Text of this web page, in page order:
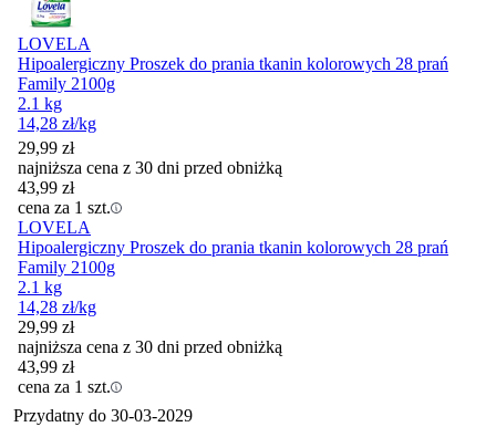
LOVELA
Hipoalergiczny Proszek do prania tkanin kolorowych 28 prań
Family 2100g
2.1 kg
14,28 zł/kg
29,99 zł
najniższa cena z 30 dni przed obniżką
43,99 zł
cena za 1 szt.
LOVELA
Hipoalergiczny Proszek do prania tkanin kolorowych 28 prań
Family 2100g
2.1 kg
14,28 zł/kg
29,99 zł
najniższa cena z 30 dni przed obniżką
43,99 zł
cena za 1 szt.
Przydatny do 30-03-2029